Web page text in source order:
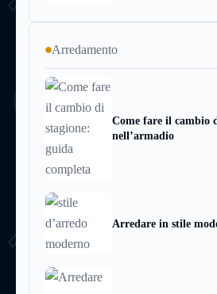
Arredamento
Come fare il cambio
nell’armadio
Arredare in stile